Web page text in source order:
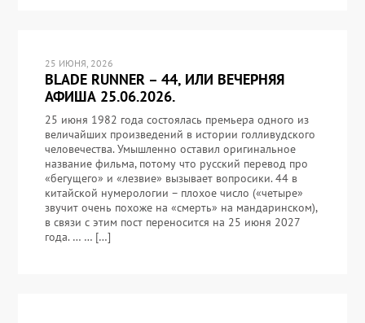
25 ИЮНЯ, 2026
BLADE RUNNER – 44, ИЛИ ВЕЧЕРНЯЯ
АФИША 25.06.2026.
25 июня 1982 года состоялась премьера одного из
величайших произведений в истории голливудского
человечества. Умышленно оставил оригинальное
название фильма, потому что русский перевод про
«бегущего» и «лезвие» вызывает вопросики. 44 в
китайской нумерологии – плохое число («четыре»
звучит очень похоже на «смерть» на мандаринском),
в связи с этим пост переносится на 25 июня 2027
года. … … […]